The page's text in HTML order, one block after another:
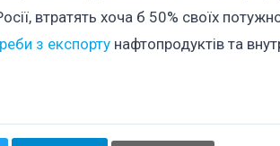
втратять хоча б 50% своїх
з експорту нафтопродуктів та